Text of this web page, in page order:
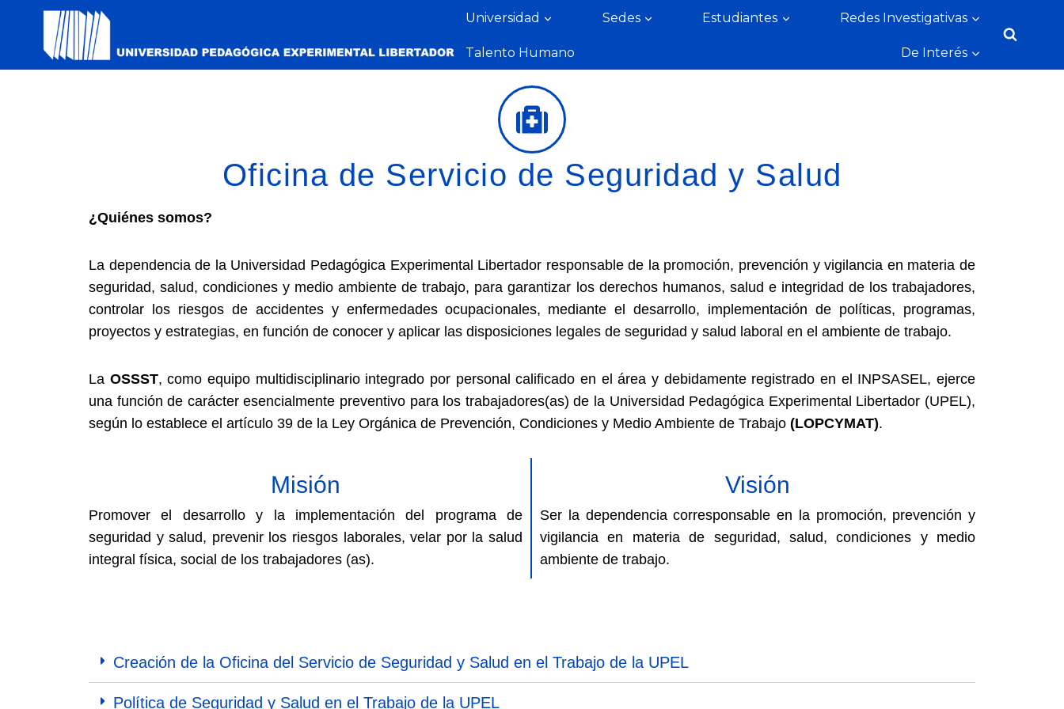
Universidad Sedes Estudiantes Redes Investigativas
Talento Humano De Interés
Oficina de Servicio de Seguridad y Salud
¿Quiénes somos?
La dependencia de la Universidad Pedagógica Experimental Libertador responsable de la promoción, prevención y vigilancia en materia de
seguridad, salud, condiciones y medio ambiente de trabajo, para garantizar los derechos humanos, salud e integridad de los trabajadores,
controlar los riesgos de accidentes y enfermedades ocupacionales, mediante el desarrollo, implementación de políticas, programas,
proyectos y estrategias, en función de conocer y aplicar las disposiciones legales de seguridad y salud laboral en el ambiente de trabajo.
La OSSST, como equipo multidisciplinario integrado por personal calificado en el área y debidamente registrado en el INPSASEL, ejerce
una función de carácter esencialmente preventivo para los trabajadores(as) de la Universidad Pedagógica Experimental Libertador (UPEL),
según lo establece el artículo 39 de la Ley Orgánica de Prevención, Condiciones y Medio Ambiente de Trabajo (LOPCYMAT).
Misión
Promover el desarrollo y la implementación del programa de
seguridad y salud, prevenir los riesgos laborales, velar por la salud
integral física, social de los trabajadores (as).
Visión
Ser la dependencia corresponsable en la promoción, prevención y
vigilancia en materia de seguridad, salud, condiciones y medio
ambiente de trabajo.
Creación de la Oficina del Servicio de Seguridad y Salud en el Trabajo de la UPEL
Política de Seguridad y Salud en el Trabajo de la UPEL